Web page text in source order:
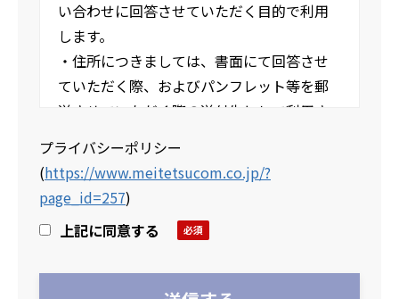
い合わせに回答させていただく目的で利用
します。
・住所につきましては、書面にて回答させ
ていただく際、およびパンフレット等を郵
送させていただく際の送付先として利用さ
せていただきます。
・当社の個人情報の取扱いおよび個人情報
保護方針については下記URLよりプライバ
シーポリシーページをご参照ください。
プライバシーポリシー
(https://www.meitetsucom.co.jp/?
page_id=257)
上記に同意する